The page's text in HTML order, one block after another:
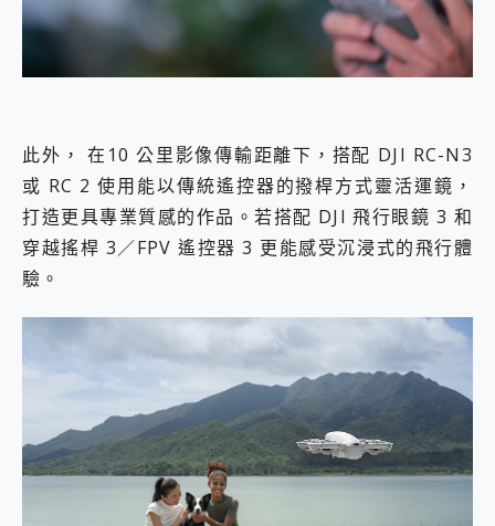
此外， 在10 公里影像傳輸距離下，搭配 DJI RC-N3
或 RC 2 使用能以傳統遙控器的撥桿方式靈活運鏡，
打造更具專業質感的作品。若搭配 DJI 飛行眼鏡 3 和
穿越搖桿 3／FPV 遙控器 3 更能感受沉浸式的飛行體
驗。